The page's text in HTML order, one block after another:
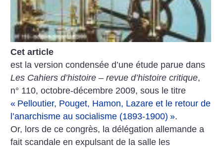
Cet article
est la version condensée d’une étude parue dans
Les Cahiers d’histoire – revue d’histoire critique,
n° 110, octobre-décembre 2009, sous le titre
« Pelloutier, Pouget, Hamon, Lazare et le retour de
l’anarchisme au socialisme (1893-1900) ».
Or, lors de ce congrès, la délégation allemande a
fait scandale en expulsant de la salle les